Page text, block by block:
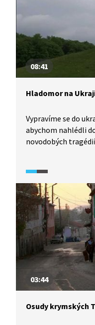
08:41
Hladomor na
Vypravíme se do
abychom nahlédli
novodobých
kolektivizaci a
03:44
Osudy krymských